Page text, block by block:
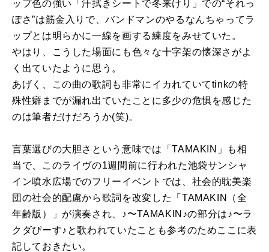
ップ色の強い「汗拭きシートで冬来けり」での“それっ
ぽさ”は筋金入りで、バンドマンのやるなんちゃってラ
ップとは明らかに一線を画する練度をみせていた。
やはり、こうした場面にも色々な十字架の懐深さがよ
く出ていたように思う。
あげく、この曲の歌詞も非常にイカれていてtinkの特
殊性癖までが漏れ出ていたことに多少の危惧を感じた
のは筆者だけだろうか(笑)。
言葉選びの大胆さという意味では「TAMAKIN」も相
当で、このライヴの1週間前に行われた池袋サンシャ
イン噴水広場でのフリーイベントでは、社会的耽美楽
団の社会的配慮から歌詞を改変した「TAMAKIN（全
年齢版）」が演奏され、♪〜TAMAKIN♪の部分は♪〜ラ
クダぴーす♪と歌われていたことも参考のためここに表
記しておきたい。